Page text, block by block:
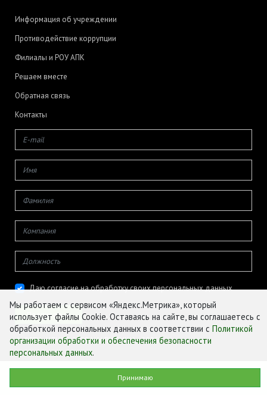
Информация об учреждении
Противодействие коррупции
Филиалы и РОУ АПК
Решаем вместе
Обратная связь
Контакты
Даю согласие на обработку своих персональных данных
© ФГБУ «ЦЕНТР АГРОАНАЛИТИКИ», 2026
Мы работаем с сервисом «Яндекс.Метрика», который
использует файлы Cookie. Оставаясь на сайте, вы соглашаетесь с
обработкой персональных данных в соответствии с Политикой
организации обработки и обеспечения безопасности
персональных данных.
Принимаю